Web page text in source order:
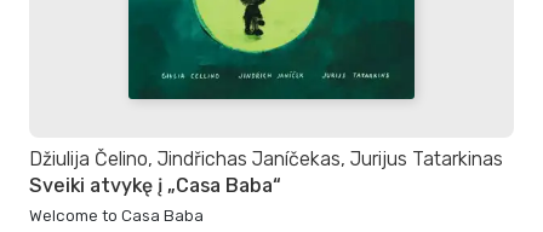
Džiulija Čelino, Jindřichas Janíčekas, Jurijus Tatarkinas
Sveiki atvykę į „Casa Baba“
Welcome to Casa Baba